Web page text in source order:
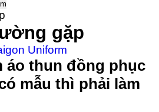
gặp
áo thun đồng phục
mẫu thì phải làm